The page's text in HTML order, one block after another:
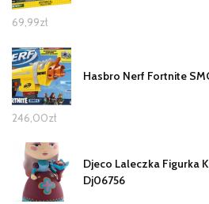
69,99zł
Hasbro Nerf Fortnite
246,00zł
Djeco Laleczka Figurka
Dj06756